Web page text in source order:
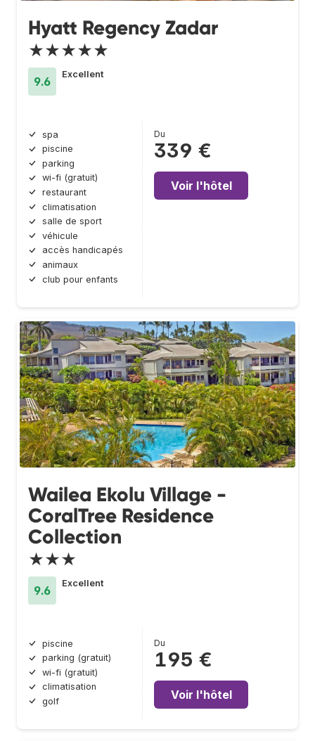
Hyatt Regency Zadar
★★★★★
9.6
Excellent
spa
piscine
parking
wi-fi (gratuit)
restaurant
climatisation
salle de sport
véhicule
accès handicapés
animaux
club pour enfants
Du
339 €
Voir l'hôtel
Wailea Ekolu Village -
CoralTree Residence
Collection
★★★
9.6
Excellent
piscine
parking (gratuit)
wi-fi (gratuit)
climatisation
golf
Du
195 €
Voir l'hôtel